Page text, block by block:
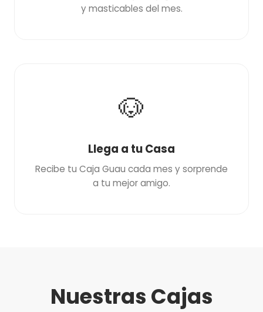
y masticables del mes.
🐶
Llega a tu Casa
Recibe tu Caja Guau cada mes y sorprende
a tu mejor amigo.
Nuestras Cajas